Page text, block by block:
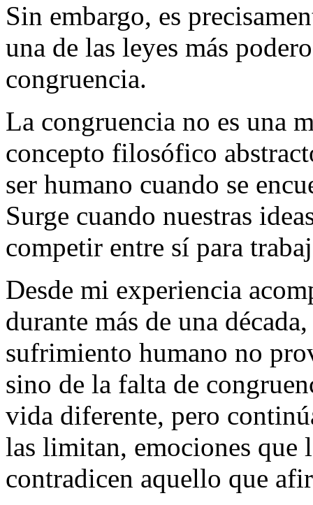
Sin embargo, es
una de las leyes más
congruencia.
La congruencia no es una
concepto filosófico
ser humano cuando se
Surge cuando nuestras
competir entre sí para
Desde mi experiencia
durante más de una
sufrimiento humano no
sino de la falta de
vida diferente, pero
las limitan, emociones que
contradicen aquello que